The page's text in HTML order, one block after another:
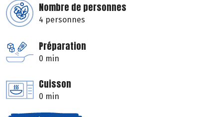
Nombre de personnes
4 personnes
Préparation
0 min
Cuisson
0 min